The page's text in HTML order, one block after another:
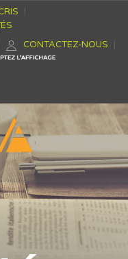
CONTACTEZ-NOUS